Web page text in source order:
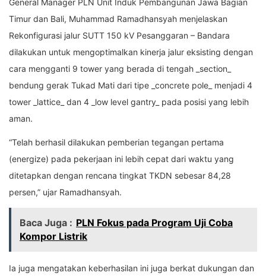
General Manager PLN Unit Induk Pembangunan Jawa Bagian
Timur dan Bali, Muhammad Ramadhansyah menjelaskan
Rekonfigurasi jalur SUTT 150 kV Pesanggaran – Bandara
dilakukan untuk mengoptimalkan kinerja jalur eksisting dengan
cara mengganti 9 tower yang berada di tengah _section_
bendung gerak Tukad Mati dari tipe _concrete pole_ menjadi 4
tower _lattice_ dan 4 _low level gantry_ pada posisi yang lebih
aman.
“Telah berhasil dilakukan pemberian tegangan pertama
(energize) pada pekerjaan ini lebih cepat dari waktu yang
ditetapkan dengan rencana tingkat TKDN sebesar 84,28
persen,” ujar Ramadhansyah.
Baca Juga : PLN Fokus pada Program Uji Coba
Kompor Listrik
Ia juga mengatakan keberhasilan ini juga berkat dukungan dan